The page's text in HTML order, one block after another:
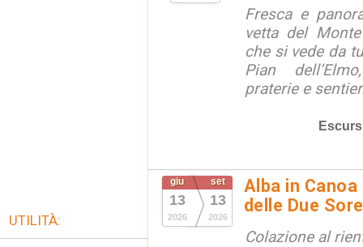
Fresca e
vetta del
che si vede da
Pian
praterie e
giu
13
2026
set
13
2026
Alba in
delle Due
Colazione al
UTILITÀ: